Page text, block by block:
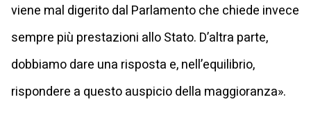
viene mal digerito dal Parlamento che chiede invece
sempre più prestazioni allo Stato. D’altra parte,
dobbiamo dare una risposta e, nell’equilibrio,
rispondere a questo auspicio della maggioranza».